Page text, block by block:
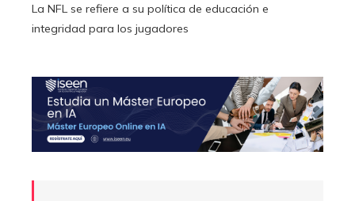
La NFL se refiere a su política de educación e
integridad para los jugadores